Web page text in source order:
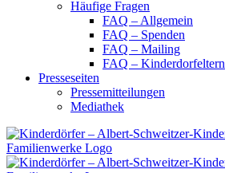
Häufige Fragen
FAQ – Allgemein
FAQ – Spenden
FAQ – Mailing
FAQ – Kinderdorfeltern
Presseseiten
Pressemitteilungen
Mediathek